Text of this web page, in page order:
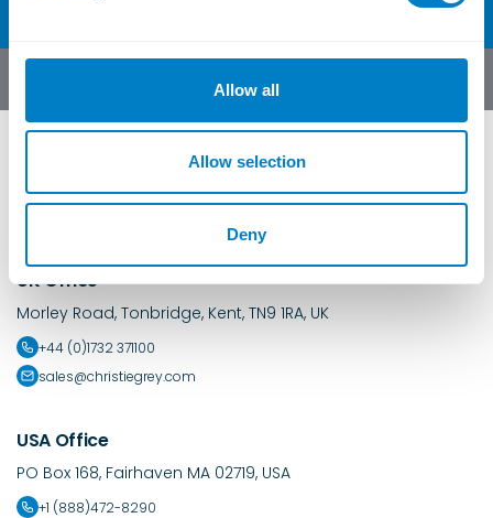
c
i
Allow all
Allow selection
Deny
Español
UK Office
Morley Road, Tonbridge, Kent, TN9 1RA, UK
+44 (0)1732 371100
sales@christiegrey.com
USA Office
PO Box 168, Fairhaven MA 02719, USA
+1 (888)472-8290